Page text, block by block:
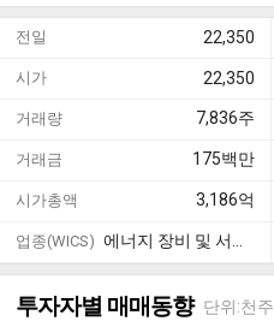
전일 22,350
시가 22,350
거래량 7,836주
거래금 175백만
시가총액 3,186억
업종(WICS)
투자자별 매매동향 단위:천주